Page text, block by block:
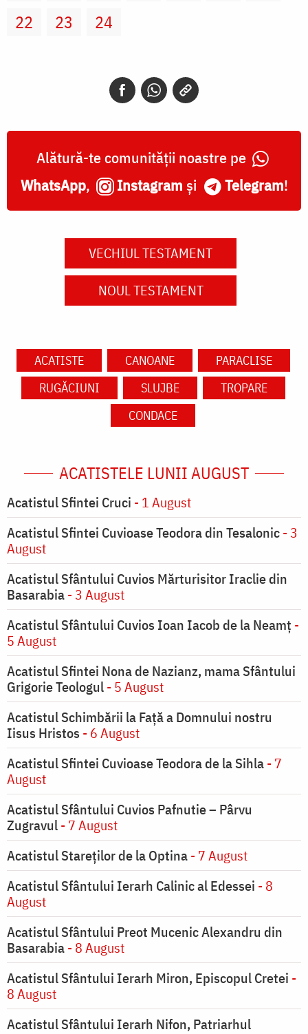
22
23 24
Alătură-te comunității noastre pe
WhatsApp, Instagram și Telegram!
VECHIUL TESTAMENT
NOUL TESTAMENT
ACATISTE CANOANE
PARACLISE
RUGĂCIUNI
SLUJBE
TROPARE
CONDACE
ACATISTELE LUNII AUGUST
Acatistul Sfintei Cruci - 1 August
Acatistul Sfintei Cuvioase Teodora din Tesalonic- 3
August
Acatistul Sfântului Cuvios Mărturisitor Iraclie din
Basarabia- 3 August
Acatistul Sfântului Cuvios Ioan Iacob de la Neamț -
5 August
Acatistul Sfintei Nona de Nazianz, mama Sfântului
Grigorie Teologul- 5 August
Acatistul Schimbării la Faţă a Domnului nostru
Iisus Hristos - 6 August
Acatistul Sfintei Cuvioase Teodora de la Sihla- 7
August
Acatistul Sfântului Cuvios Pafnutie – Pârvu
Zugravul- 7 August
Acatistul Stareţilor de la Optina- 7 August
Acatistul Sfântului Ierarh Calinic al Edessei - 8
August
Acatistul Sfântului Preot Mucenic Alexandru din
Basarabia- 8 August
Acatistul Sfântului Ierarh Miron, Episcopul Cretei -
8 August
Acatistul Sfântului Ierarh Nifon, Patriarhul